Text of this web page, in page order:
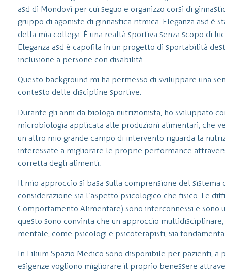
asd di Mondovì per cui seguo e organizzo corsi di
gruppo di agoniste di ginnastica ritmica. Eleganza asd
della mia collega. È una realtà sportiva senza scopo di
Eleganza asd è capofila in un progetto di sportabilità
inclusione a persone con disabilità.
Questo background mi ha permesso di sviluppare una
contesto delle discipline sportive.
Durante gli anni da biologa nutrizionista, ho sviluppato
microbiologia applicata alle produzioni alimentari, che
un altro mio grande campo di intervento riguarda la
interessate a migliorare le proprie performance
corretta degli alimenti.
Il mio approccio si basa sulla comprensione del
considerazione sia l’aspetto psicologico che fisico. Le
Comportamento Alimentare) sono interconnessi e sono
questo sono convinta che un approccio
mentale, come psicologi e psicoterapisti, sia
In Lilium Spazio Medico sono disponibile per pazienti, a
esigenze vogliono migliorare il proprio benessere